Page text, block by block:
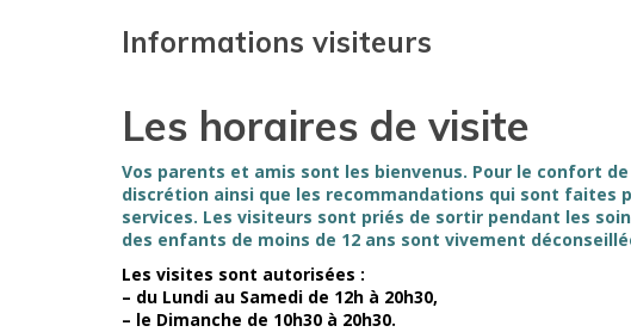
Informations visiteurs
Les horaires de visite
Vos parents et amis sont les bienvenus. Pour le confort
discrétion ainsi que les recommandations qui sont faites
services. Les visiteurs sont priés de sortir pendant les
des enfants de moins de 12 ans sont vivement
Les visites sont autorisées :
– du Lundi au Samedi de 12h à 20h30,
– le Dimanche de 10h30 à 20h30.